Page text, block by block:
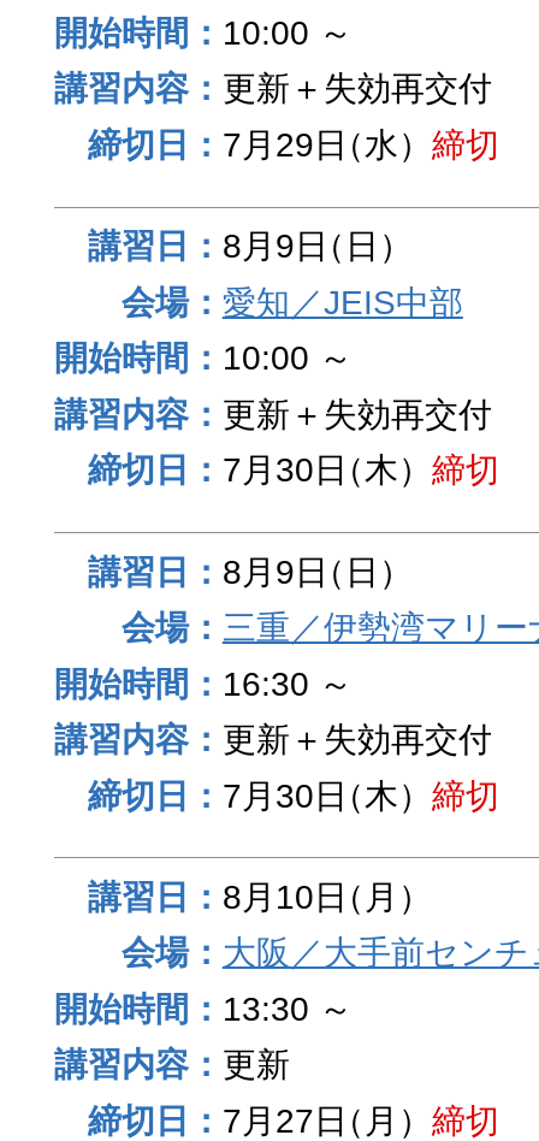
10:00 ～
更新＋失効再交付
7月29日（水） 締切
8月9日（日）
愛知／JEIS中部
10:00 ～
更新＋失効再交付
7月30日（木） 締切
8月9日（日）
三重／伊勢湾マリー
16:30 ～
更新＋失効再交付
7月30日（木） 締切
8月10日（月）
大阪／大手前セン
13:30 ～
更新
7月27日（月） 締切